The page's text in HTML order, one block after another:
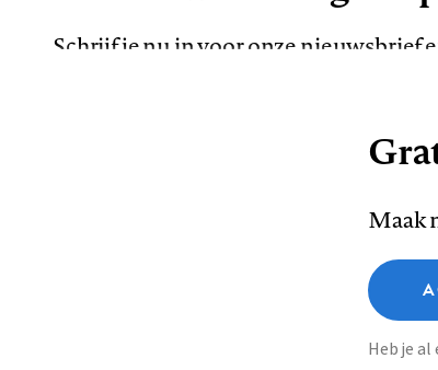
Schrijf je nu in voor onze nieuwsbrief
Colofon
Maak
Heb je
Functionele cookies
Analytische cookies